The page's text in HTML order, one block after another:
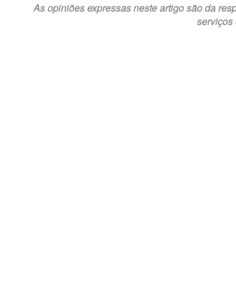
As opiniões expressas neste artigo são da
serviços